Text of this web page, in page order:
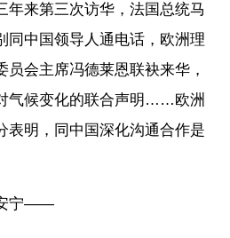
年来第三次访华，法国总统马
同中国领导人通电话，欧洲理
会主席冯德莱恩联袂来华，
气候变化的联合声明……欧洲
表明，同中国深化沟通合作是
宁——